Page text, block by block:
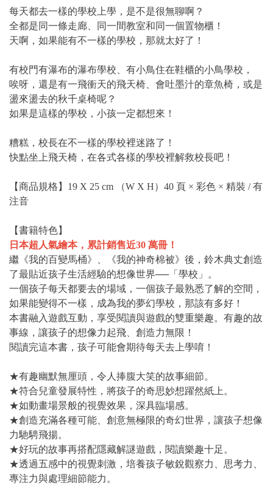
每天都去一樣的學校上學，是不是很無聊啊？
全都是同一條走廊、同一間教室和同一個置物櫃！
天啊，如果能有不一樣的學校，那就太好了！
有校門有瀑布的瀑布學校、有小鳥住在鞋櫃的小鳥學校，
唉呀，還是有一飛衝天的飛天椅、會吐墨汁的章魚椅，或是
盪來盪去的秋千桌椅呢？
如果是這樣的學校，小孩一定都想來！
糟糕，校長在不一樣的學校裡迷路了！
快點坐上飛天椅，在各式各樣的學校裡解救校長吧！
【商品規格】19 X 25 cm （W X H）40 頁 × 彩色 × 精裝 / 有
注音
【書籍特色】
日本超人氣繪本，累計銷售近30 萬冊！
繼《我的百變馬桶》、《我的神奇棉被》後，鈴木典丈創造
了最貼近孩子生活經驗的想像世界──「學校」。
一個孩子每天都要去的場域，一個孩子最熟悉了解的空間，
如果能變得不一樣，成為我的夢幻學校，那該有多好！
本書融入遊戲互動，享受閱讀與遊戲的雙重樂趣。有趣的故
事線，讓孩子的想像力起飛、創造力無限！
閱讀完這本書，孩子可能會期待每天去上學唷！
★有趣幽默無厘頭，令人捧腹大笑的故事細節。
★符合兒童發展特性，將孩子的奇思妙想躍然紙上。
★如動畫場景般的視覺效果，深具臨場感。
★創造充滿各種可能、創意無極限的奇幻世界，讓孩子想像
力馳騁飛揚。
★好玩的故事再搭配隱藏解謎遊戲，閱讀樂趣十足。
★透過五感中的視覺刺激，培養孩子敏銳觀察力、思考力、
專注力與處理細節能力。